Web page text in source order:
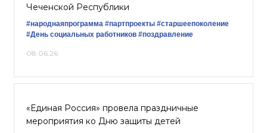
Чеченской Республики
#народнаяпрограмма #партпроекты #старшеепоколение
#День социальных работников #поздравление
08.06.26
«Единая Россия» провела праздничные
мероприятия ко Дню защиты детей